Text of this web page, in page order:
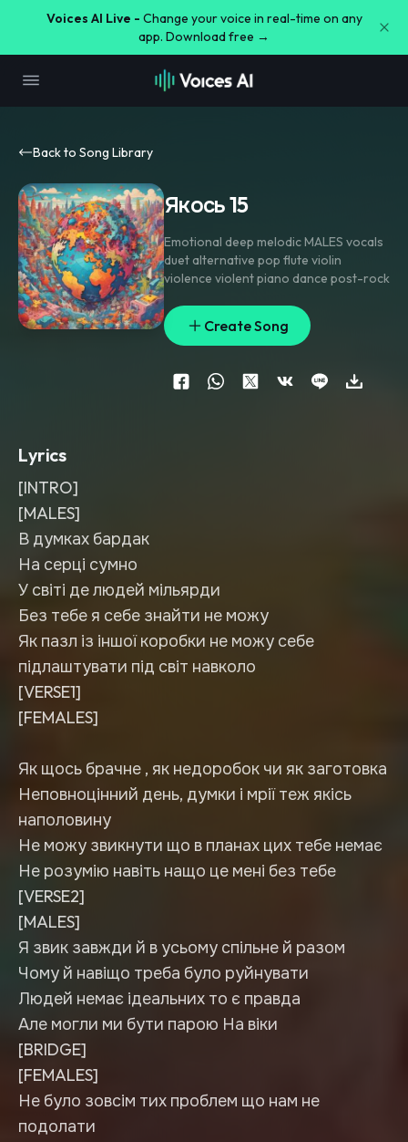
Voices AI Live - Change your voice in real-time on any
app. Download free →
Back to Song Library
Якось 15
Emotional deep melodic MALES vocals
duet alternative pop flute violin
violence violent piano dance post-rock
Create Song
Lyrics
[INTRO]
[MALES]
В думках бардак
На серці сумно
У світі де людей мільярди
Без тебе я себе знайти не можу
Як пазл із іншої коробки не можу себе
підлаштувати під світ навколо
[VERSE1]
[FEMALES]
Як щось брачне , як недоробок чи як заготовка
Неповноцінний день, думки і мрії теж якісь
наполовину
Не можу звикнути що в планах цих тебе немає
Не розумію навіть нащо це мені без тебе
[VERSE2]
[MALES]
Я звик завжди й в усьому спільне й разом
Чому й навіщо треба було руйнувати
Людей немає ідеальних то є правда
Але могли ми бути парою На віки
[BRIDGE]
[FEMALES]
Не було зовсім тих проблем що нам не
подолати